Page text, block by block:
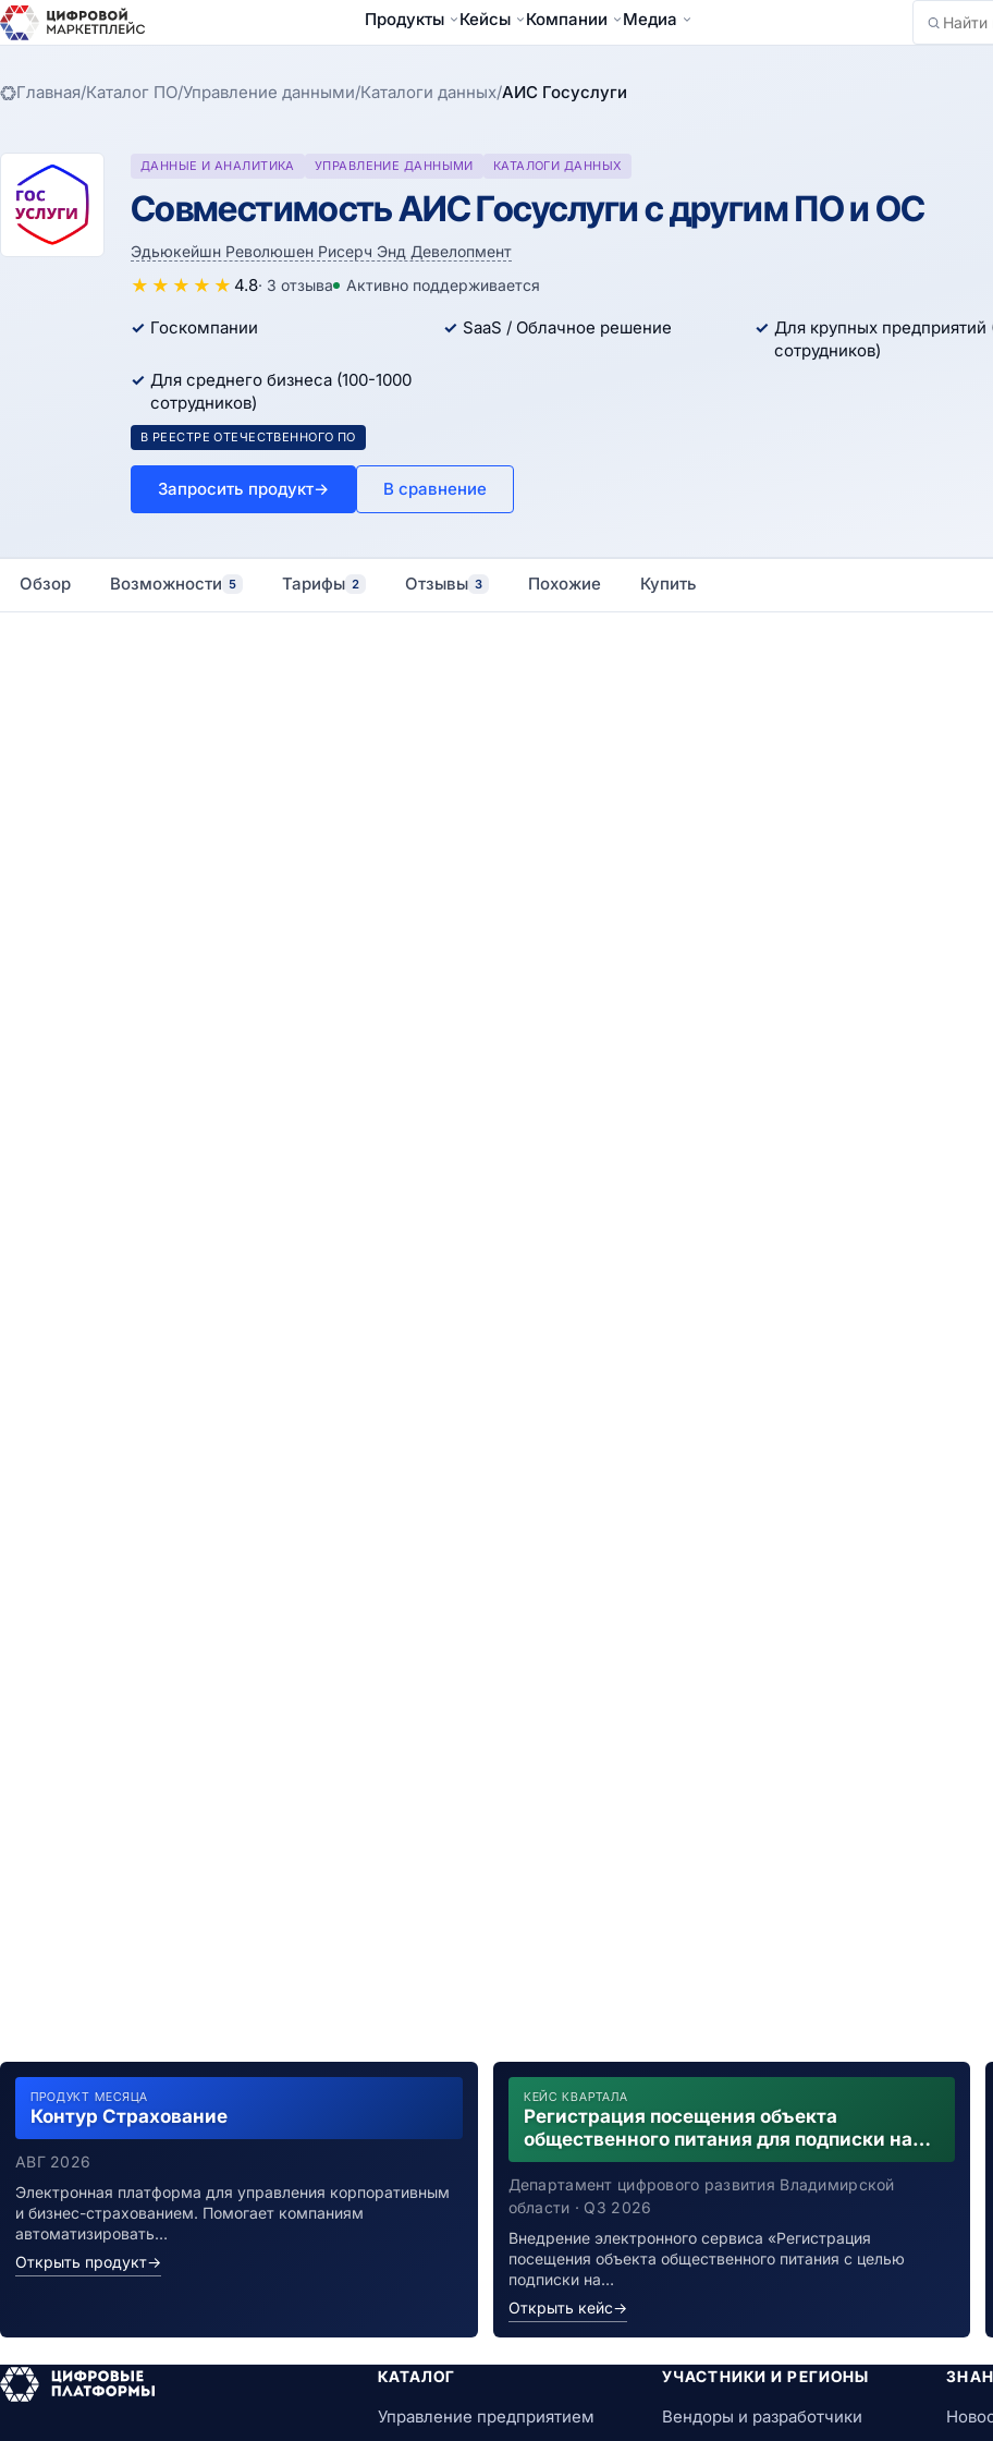
Продукты Кейсы Компании Медиа
Найти
Главная/Каталог ПО/Управление данными/Каталоги данных/АИС Госуслуги
ДАННЫЕ И АНАЛИТИКА УПРАВЛЕНИЕ ДАННЫМИ КАТАЛОГИ ДАННЫХ
Совместимость АИС Госуслуги с другим ПО и ОС
Эдьюкейшн Революшен Рисерч Энд Девелопмент
★ ★ ★ ★ ★ 4.8· 3 отзыва Активно поддерживается
Госкомпании SaaS / Облачное решение
Для крупных предприятий
сотрудников)
Для среднего бизнеса (100-1000
сотрудников)
В РЕЕСТРЕ ОТЕЧЕСТВЕННОГО ПО
Запросить продукт→ В сравнение
Обзор Возможности 5 Тарифы 2 Отзывы 3 Похожие Купить
ПРОДУКТ МЕСЯЦА
Контур Страхование
АВГ 2026
Электронная платформа для управления корпоративным
и бизнес-страхованием. Помогает компаниям
автоматизировать…
Открыть продукт→
КЕЙС КВАРТАЛА
Регистрация посещения объекта
общественного питания для подписки на
уведомления о возможном контакте с
заболевшим новой коронавирусной
инфекцией
Департамент цифрового развития Владимирской
области · Q3 2026
Внедрение электронного сервиса «Регистрация
посещения объекта общественного питания с целью
подписки на…
Открыть кейс→
КАТАЛОГ
Управление предприятием
УЧАСТНИКИ И РЕГИОНЫ
Вендоры и разработчики